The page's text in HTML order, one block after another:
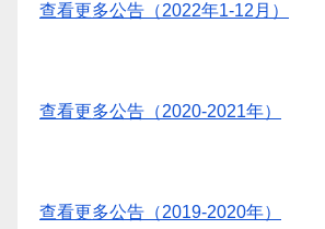
查看更多公告（2022年1-12月）
查看更多公告（2020-2021年）
查看更多公告（2019-2020年）